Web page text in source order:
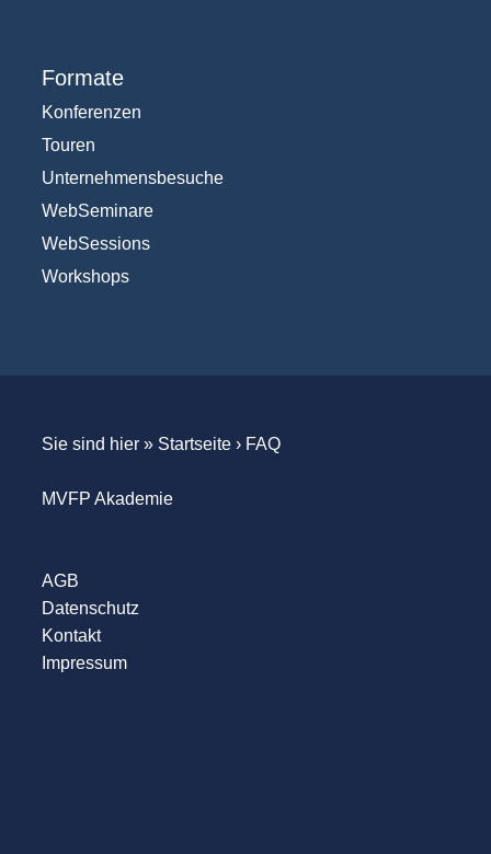
Formate
Konferenzen
Touren
Unternehmensbesuche
WebSeminare
WebSessions
Workshops
Sie sind hier » Startseite› FAQ
MVFP Akademie
AGB
Datenschutz
Kontakt
Impressum